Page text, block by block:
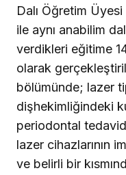
Dalı Öğretim
ile aynı anabilim
verdikleri eğitime
olarak
bölümünde; lazer
dişhekimliğindeki
periodontal
lazer cihazlarının
ve belirli bir